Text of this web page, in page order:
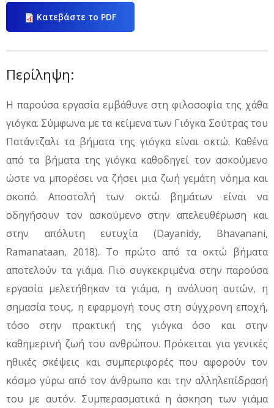
Κατεβάστε το PDF
Περίληψη:
Η παρούσα εργασία εμβάθυνε στη φιλοσοφία της χάθα
γιόγκα. Σύμφωνα με τα κείμενα των Γιόγκα Σούτρας του
Πατάντζαλι τα βήματα της γιόγκα είναι οκτώ. Καθένα
από τα βήματα της γιόγκα καθοδηγεί τον ασκούμενο
ώστε να μπορέσει να ζήσει μια ζωή γεμάτη νόημα και
σκοπό. Αποστολή των οκτώ βημάτων είναι να
οδηγήσουν τον ασκούμενο στην απελευθέρωση και
στην απόλυτη ευτυχία (Dayanidy, Bhavanani,
Ramanataan, 2018). Το πρώτο από τα οκτώ βήματα
αποτελούν τα γιάμα. Πιο συγκεκριμένα στην παρούσα
εργασία μελετήθηκαν τα γιάμα, η ανάλυση αυτών, η
σημασία τους, η εφαρμογή τους στη σύγχρονη εποχή,
τόσο στην πρακτική της γιόγκα όσο και στην
καθημερινή ζωή του ανθρώπου. Πρόκειται για γενικές
ηθικές σκέψεις και συμπεριφορές που αφορούν τον
κόσμο γύρω από τον άνθρωπο και την αλληλεπίδρασή
του με αυτόν. Συμπερασματικά η άσκηση των γιάμα